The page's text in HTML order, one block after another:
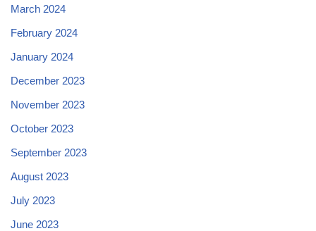
March 2024
February 2024
January 2024
December 2023
November 2023
October 2023
September 2023
August 2023
July 2023
June 2023